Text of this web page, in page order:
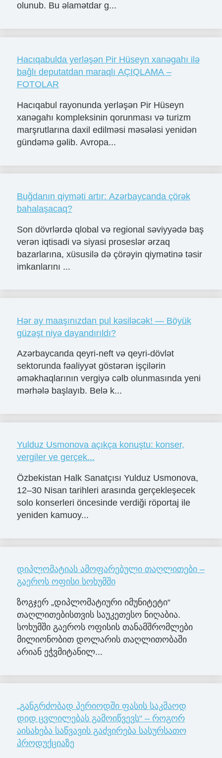
olunub. Bu əlamətdar g...
Hacıqabulda yerləşən Pir Hüseyn xanəgahı ilə
bağlı deputatdan maraqlı AÇIQLAMA –
FOTOLAR
Hacıqabul rayonunda yerləşən Pir Hüseyn
xanəgahı kompleksinin qorunması və turizm
marşrutlarına daxil edilməsi məsələsi yenidən
gündəmə gəlib. Avropa...
Buğdanın qiyməti artır: Azərbaycanda çörək
bahalaşacaq?
Son dövrlərdə qlobal və regional səviyyədə baş
verən iqtisadi və siyasi proseslər ərzaq
bazarlarına, xüsusilə də çörəyin qiymətinə təsir
imkanlarını ...
Hər ay maaşınızdan pul kəsiləcək! — Böyük
güzəşt niyə dayandırıldı?
Azərbaycanda qeyri-neft və qeyri-dövlət
sektorunda fəaliyyət göstərən işçilərin
əməkhaqlarının vergiyə cəlb olunmasında yeni
mərhələ başlayıb. Belə k...
Yulduz Usmonova açıkça konuştu: konser,
vergiler ve gerçek...
Özbekistan Halk Sanatçısı Yulduz Usmonova,
12–30 Nisan tarihleri arasında gerçekleşecek
solo konserleri öncesinde verdiği röportaj ile
yeniden kamuoy...
დიპლომატიას ამოფარებული თაღლითები –
გაეროს ოფისი სოხუმში
ზოგჯერ „დიპლომატიური იმუნიტეტი“
თაღლითებისთვის საუკეთესო ნიღაბია.
სოხუმში გაეროს ოფისის თანამშრომლები
მილიონობით დოლარის თაღლითობაში
არიან ეჭვმიტანილ...
„განგრძობად პერიოდში ფასის საკმაოდ
დიდ ცვლილებას გამოიწვევს“ – როგორ
აისახება საწვავის გაძვირება სასურსათო
პროდუქციაზე